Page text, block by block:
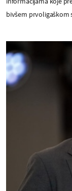
bivšem prvoligaškom